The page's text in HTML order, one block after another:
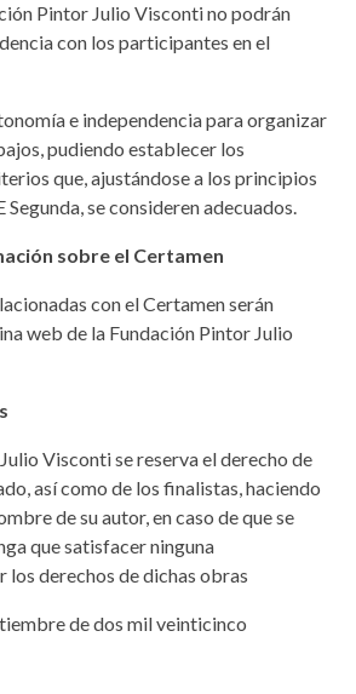
Pintor Julio Visconti no podrán
con los participantes en el
e independencia para organizar
pudiendo establecer los
que, ajustándose a los principios
Segunda, se consideren adecuados.
sobre el Certamen
con el Certamen serán
web de la Fundación Pintor Julio
Visconti se reserva el derecho de
así como de los finalistas, haciendo
de su autor, en caso de que se
que satisfacer ninguna
derechos de dichas obras
de dos mil veinticinco